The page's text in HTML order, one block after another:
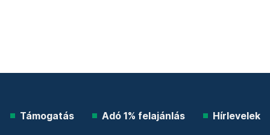
Támogatás Adó 1% felajánlás Hírlevelek